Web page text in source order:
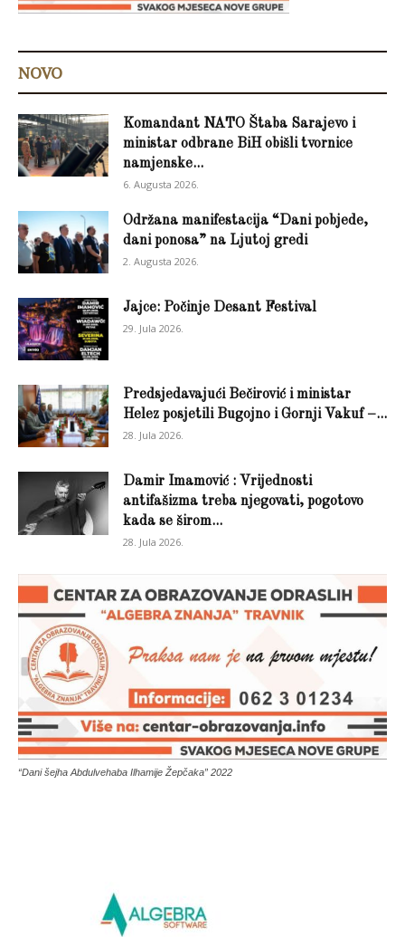
NOVO
Komandant NATO Štaba Sarajevo i
ministar odbrane BiH obišli tvornice
namjenske...
6. Augusta 2026.
Održana manifestacija “Dani pobjede,
dani ponosa” na Ljutoj gredi
2. Augusta 2026.
Jajce: Počinje Desant Festival
29. Jula 2026.
Predsjedavajući Bečirović i ministar
Helez posjetili Bugojno i Gornji Vakuf –...
28. Jula 2026.
Damir Imamović : Vrijednosti
antifašizma treba njegovati, pogotovo
kada se širom...
28. Jula 2026.
“Dani šejha Abdulvehaba Ilhamije Žepčaka” 2022